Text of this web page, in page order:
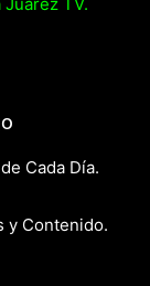
Juárez TV.
Cada Día.
y Contenido.